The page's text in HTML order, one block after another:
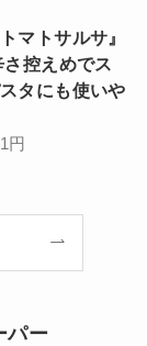
マトサルサ』
控えめでス
タにも使いや
円
パー